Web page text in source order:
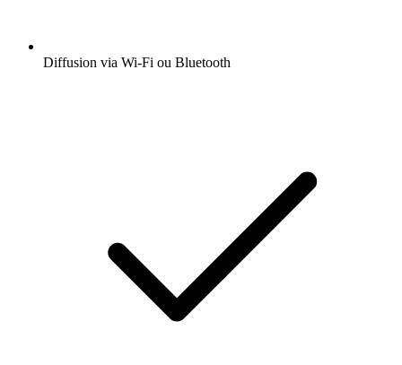
Diffusion via Wi-Fi ou Bluetooth